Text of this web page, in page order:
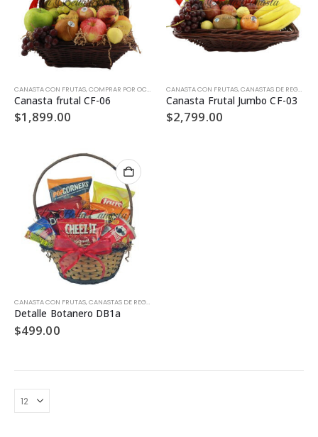
CANASTA CON FRUTAS,COMPRAR POR OCASIÓN ,FRUTAL
Canasta frutal CF-06
$1,899.00
CANASTA CON FRUTAS,CANASTAS DE REGALO
Canasta Frutal Jumbo CF-03
$2,799.00
CANASTA CON FRUTAS,CANASTAS DE REGALO
Detalle Botanero DB1a
$499.00